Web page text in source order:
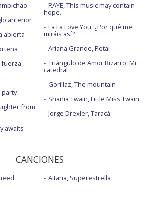
- con letra
anterior
abierta
fuerza
party
from
awaits
RAYE, This music may contain
hope.
La La Love You, ¿Por qué me
miráis así?
Ariana Grande, Petal
Triángulo de Amor Bizarro, Mi
catedral
Gorillaz, The mountain
Shania Twain, Little Miss Twain
Jorge Drexler, Taracá
CANCIONES
Aitana, Superestrella